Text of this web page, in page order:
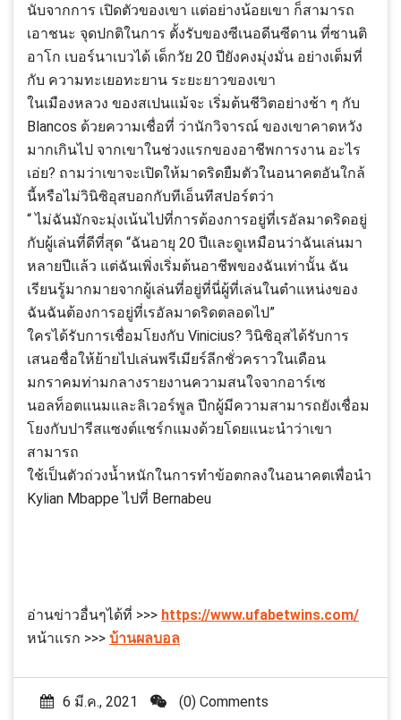
นับจากการ เปิดตัวของเขา แต่อย่างน้อยเขา ก็สามารถ
เอาชนะ จุดปกติในการ ตั้งรับของซีเนอดีนซีดาน ที่ซานติ
อาโก เบอร์นาเบวได้ เด็กวัย 20 ปียังคงมุ่งมั่น อย่างเต็มที่
กับ ความทะเยอทะยาน ระยะยาวของเขา
ในเมืองหลวง ของสเปนแม้จะ เริ่มต้นชีวิตอย่างช้า ๆ กับ
Blancos ด้วยความเชื่อที่ ว่านักวิจารณ์ ของเขาคาดหวัง
มากเกินไป จากเขาในช่วงแรกของอาชีพการงาน อะไร
เอ่ย? ถามว่าเขาจะเปิดให้มาดริดยืมตัวในอนาคตอันใกล้
นี้หรือไม่วินิซิอุสบอกกับทีเอ็นทีสปอร์ตว่า
“ ไม่ฉันมักจะมุ่งเน้นไปที่การต้องการอยู่ที่เรอัลมาดริดอยู่
กับผู้เล่นที่ดีที่สุด “ฉันอายุ 20 ปีและดูเหมือนว่าฉันเล่นมา
หลายปีแล้ว แต่ฉันเพิ่งเริ่มต้นอาชีพของฉันเท่านั้น ฉัน
เรียนรู้มากมายจากผู้เล่นที่อยู่ที่นี่ผู้ที่เล่นในตำแหน่งของ
ฉันฉันต้องการอยู่ที่เรอัลมาดริดตลอดไป”
ใครได้รับการเชื่อมโยงกับ Vinicius? วินิซิอุสได้รับการ
เสนอชื่อให้ย้ายไปเล่นพรีเมียร์ลีกชั่วคราวในเดือน
มกราคมท่ามกลางรายงานความสนใจจากอาร์เซ
นอลท็อตแนมและลิเวอร์พูล ปีกผู้มีความสามารถยังเชื่อม
โยงกับปารีสแซงต์แชร์กแมงด้วยโดยแนะนำว่าเขา
สามารถ
ใช้เป็นตัวถ่วงน้ำหนักในการทำข้อตกลงในอนาคตเพื่อนำ
Kylian Mbappe ไปที่ Bernabeu
อ่านข่าวอื่นๆได้ที่ >>> https://www.ufabetwins.com/
หน้าแรก >>> บ้านผลบอล
6 มี.ค., 2021 (0) Comments